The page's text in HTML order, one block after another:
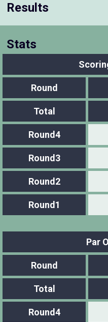
Results
Stats
Round
Total
Round4
Round3
Round2
Round1
Par
Round
Total
Round4